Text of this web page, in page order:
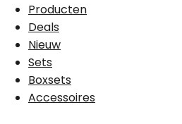
Producten
Deals
Nieuw
Sets
Boxsets
Accessoires